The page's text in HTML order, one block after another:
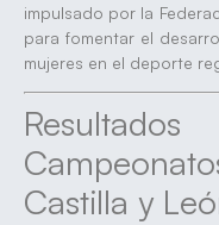
impulsado por la
para fomentar el
mujeres en el deporte
Castilla y